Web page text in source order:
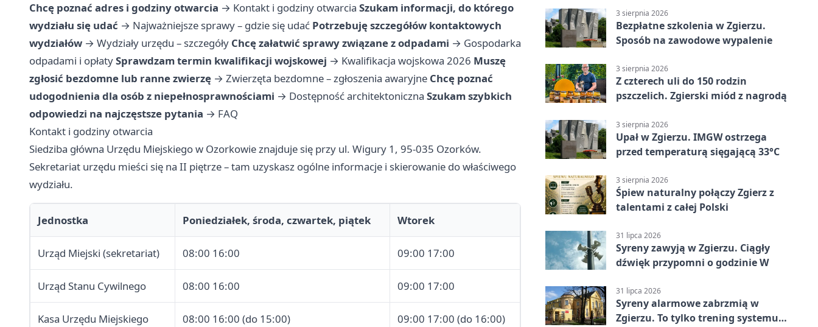
Chcę poznać adres i godziny otwarcia → Kontakt i godziny otwarcia Szukam informacji, do którego
wydziału się udać → Najważniejsze sprawy – gdzie się udać Potrzebuję szczegółów kontaktowych
wydziałów → Wydziały urzędu – szczegóły Chcę załatwić sprawy związane z odpadami → Gospodarka
odpadami i opłatySprawdzam termin kwalifikacji wojskowej → Kwalifikacja wojskowa 2026 Muszę
zgłosić bezdomne lub ranne zwierzę → Zwierzęta bezdomne – zgłoszenia awaryjne Chcę poznać
udogodnienia dla osób z niepełnosprawnościami → Dostępność architektoniczna Szukam szybkich
odpowiedzi na najczęstsze pytania → FAQ
Kontakt i godziny otwarcia
Siedziba główna Urzędu Miejskiego w Ozorkowie znajduje się przy ul. Wigury 1, 95-035 Ozorków.
Sekretariat urzędu mieści się na II piętrze – tam uzyskasz ogólne informacje i skierowanie do właściwego
wydziału.
Jednostka Poniedziałek, środa, czwartek, piątek Wtorek
Urząd Miejski (sekretariat) 08:00 16:00 09:00 17:00
Urząd Stanu Cywilnego 08:00 16:00 09:00 17:00
Kasa Urzędu Miejskiego 08:00 16:00 (do 15:00) 09:00 17:00 (do 16:00)
3 sierpnia 2026
Bezpłatne szkolenia w Zgierzu.
Sposób na zawodowe wypalenie
3 sierpnia 2026
Z czterech uli do 150 rodzin
pszczelich. Zgierski miód z nagrodą
3 sierpnia 2026
Upał w Zgierzu. IMGW ostrzega
przed temperaturą sięgającą 33°C
3 sierpnia 2026
Śpiew naturalny połączy Zgierz z
talentami z całej Polski
31 lipca 2026
Syreny zawyją w Zgierzu. Ciągły
dźwięk przypomni o godzinie W
31 lipca 2026
Syreny alarmowe zabrzmią w
Zgierzu. To tylko trening systemu